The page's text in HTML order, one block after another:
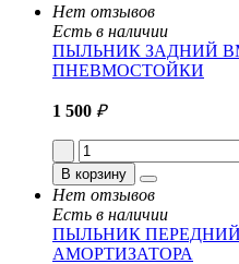
Нет отзывов
Есть в наличии
ПЫЛЬНИК ЗАДНИЙ
ПНЕВМОСТОЙКИ
1 500 ₽
В корзину
Нет отзывов
Есть в наличии
ПЫЛЬНИК ПЕРЕДНИЙ
АМОРТИЗАТОРА